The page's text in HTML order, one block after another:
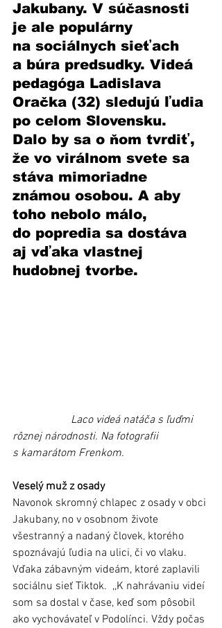
Jakubany. V súčasnosti
je ale populárny
na sociálnych sieťach
a búra predsudky. Videá
pedagóga Ladislava
Oračka (32) sledujú ľudia
po celom Slovensku.
Dalo by sa o ňom tvrdiť,
že vo virálnom svete sa
stáva mimoriadne
známou osobou. A aby
toho nebolo málo,
do popredia sa dostáva
aj vďaka vlastnej
hudobnej tvorbe.
rôznej národnosti. Na fotografii
s kamarátom Frenkom.
Veselý muž z osady
Navonok skromný chlapec z osady v obci
Jakubany, no v osobnom živote
všestranný a nadaný človek, ktorého
spoznávajú ľudia na ulici, či vo vlaku.
Vďaka zábavným videám, ktoré zaplavili
sociálnu sieť Tiktok.  ,,K nahrávaniu videí
som sa dostal v čase, keď som pôsobil
ako vychovávateľ v Podolínci. Vždy počas